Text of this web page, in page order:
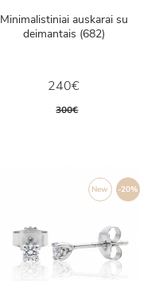
Minimalistiniai auskarai su
deimantais (682)
240€
300€
-20%
New